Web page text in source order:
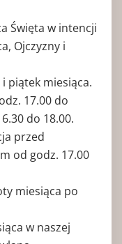
Święta w intencji
Ojczyzny i
piątek miesiąca.
17.00 do
do 18.00.
przed
od godz. 17.00
miesiąca po
w naszej